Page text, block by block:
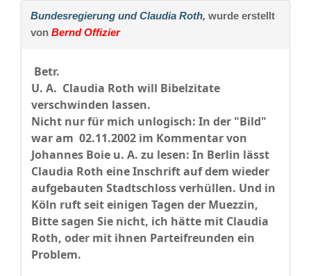
Bundesregierung und Claudia Roth, wurde erstellt
von Bernd Offizier
Betr.
U. A. Claudia Roth will Bibelzitate
verschwinden lassen.
Nicht nur für mich unlogisch: In der "Bild"
war am 02.11.2002 im Kommentar von
Johannes Boie u. A. zu lesen: In Berlin lässt
Claudia Roth eine Inschrift auf dem wieder
aufgebauten Stadtschloss verhüllen. Und in
Köln ruft seit einigen Tagen der Muezzin,
Bitte sagen Sie nicht, ich hätte mit Claudia
Roth, oder mit ihnen Parteifreunden ein
Problem.